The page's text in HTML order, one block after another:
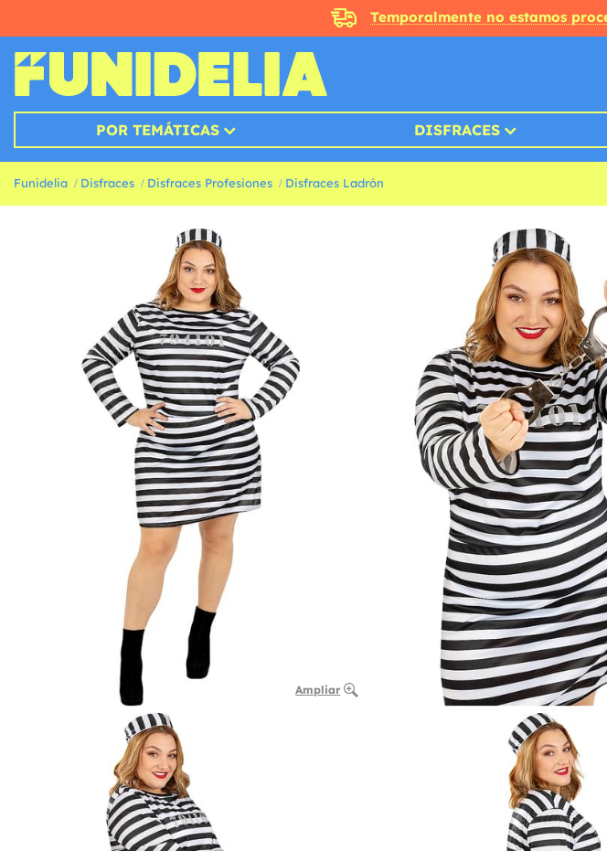
Temporalmente no estamos
POR TEMÁTICAS DISFRACES
Funidelia Disfraces Disfraces Profesiones Disfraces Ladrón
Ampliar